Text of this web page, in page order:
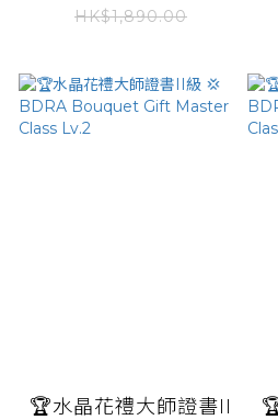
HK$1,890.00
🏆水晶花禮大師證書II